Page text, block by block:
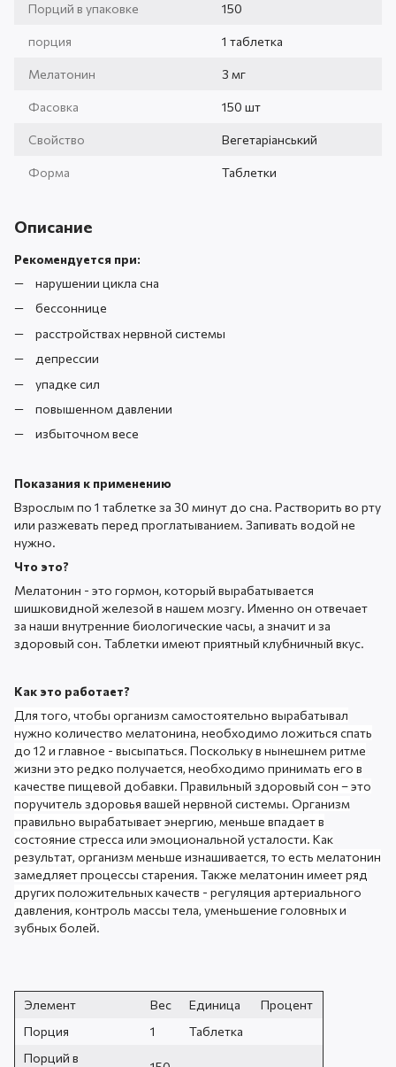
Порций в упаковке 150
порция 1 таблетка
Мелатонин 3 мг
Фасовка 150 шт
Свойство Вегетаріанський
Форма Таблетки
Описание
Рекомендуется при:
нарушении цикла сна
бессоннице
расстройствах нервной системы
депрессии
упадке сил
повышенном давлении
избыточном весе
Показания к применению
Взрослым по 1 таблетке за 30 минут до сна. Растворить во рту
или разжевать перед проглатыванием. Запивать водой не
нужно.
Что это?
Мелатонин - это гормон, который вырабатывается
шишковидной железой в нашем мозгу. Именно он отвечает
за наши внутренние биологические часы, а значит и за
здоровый сон. Таблетки имеют приятный клубничный вкус.
Как это работает?
Для того, чтобы организм самостоятельно вырабатывал
нужно количество мелатонина, необходимо ложиться спать
до 12 и главное - высыпаться. Поскольку в нынешнем ритме
жизни это редко получается, необходимо принимать его в
качестве пищевой добавки. Правильный здоровый сон – это
поручитель здоровья вашей нервной системы. Организм
правильно вырабатывает энергию, меньше впадает в
состояние стресса или эмоциональной усталости. Как
результат, организм меньше изнашивается, то есть мелатонин
замедляет процессы старения. Также мелатонин имеет ряд
других положительных качеств - регуляция артериального
давления, контроль массы тела, уменьшение головных и
зубных болей.
Элемент Вес Единица
Процент
Порция
1
Таблетка
Порций в